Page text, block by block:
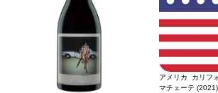
アメリカ カリフ
マチェーテ (2021)